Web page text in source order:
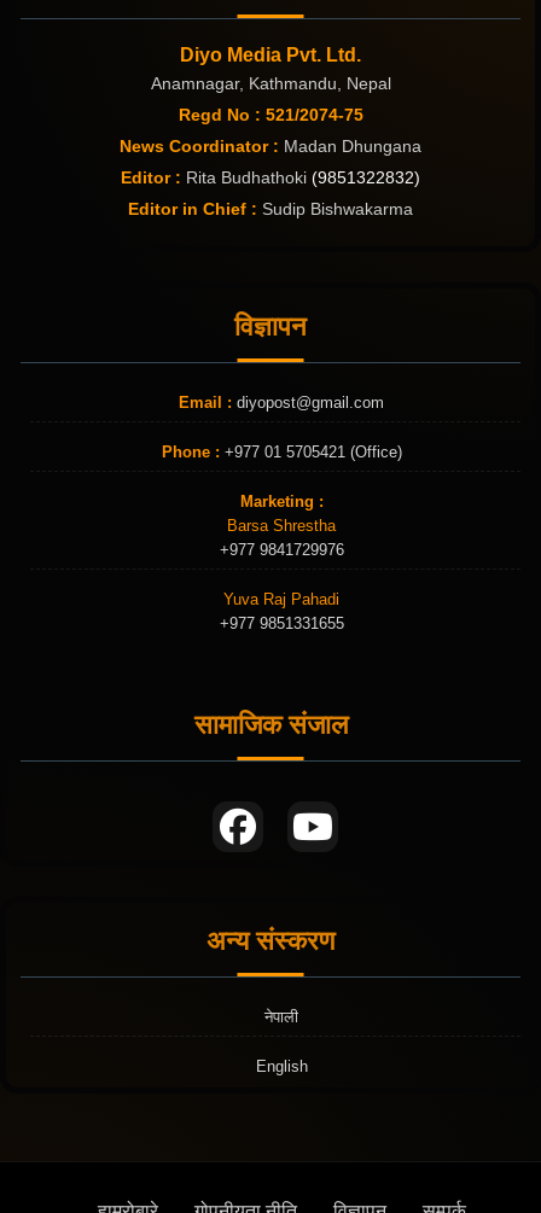
Diyo Media Pvt. Ltd.
Anamnagar, Kathmandu, Nepal
Regd No : 521/2074-75
News Coordinator : Madan Dhungana
Editor : Rita Budhathoki (9851322832)
Editor in Chief : Sudip Bishwakarma
विज्ञापन
Email : diyopost@gmail.com
Phone : +977 01 5705421 (Office)
Marketing :
Barsa Shrestha
+977 9841729976
Yuva Raj Pahadi
+977 9851331655
सामाजिक संजाल
अन्य संस्करण
नेपाली
English